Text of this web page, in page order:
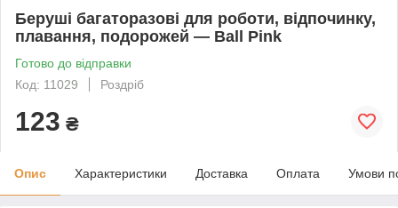
Беруші багаторазові для роботи, відпочинку,
плавання, подорожей — Ball Pink
Готово до відправки
Код: 11029
Роздріб
123 ₴
Опис Характеристики Доставка Оплата Умови